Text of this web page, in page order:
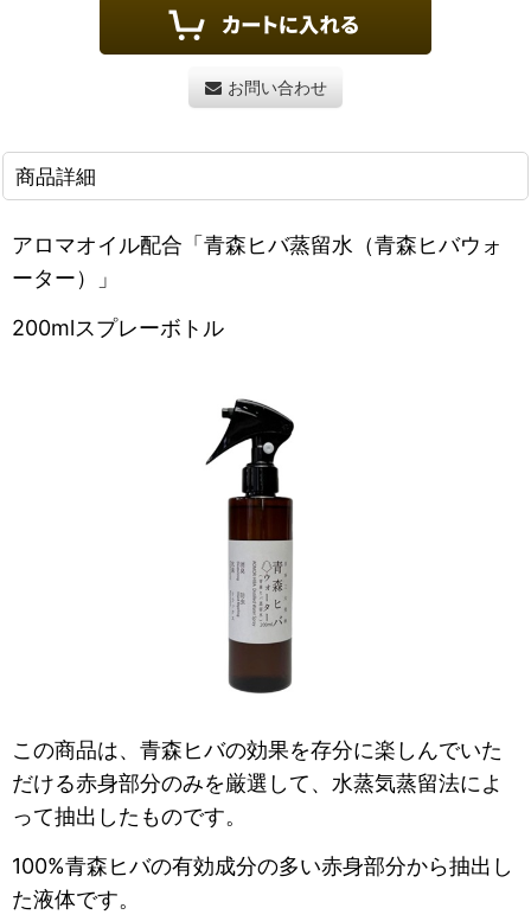
お問い合わせ
商品詳細
アロマオイル配合「青森ヒバ蒸留水（青森ヒバウォ
ーター）」
200mlスプレーボトル
この商品は、青森ヒバの効果を存分に楽しんでいた
だける赤身部分のみを厳選して、 水蒸気蒸留法によ
って抽出したものです。
100%青森ヒバの有効成分の多い赤身部分から抽出し
た液体です。